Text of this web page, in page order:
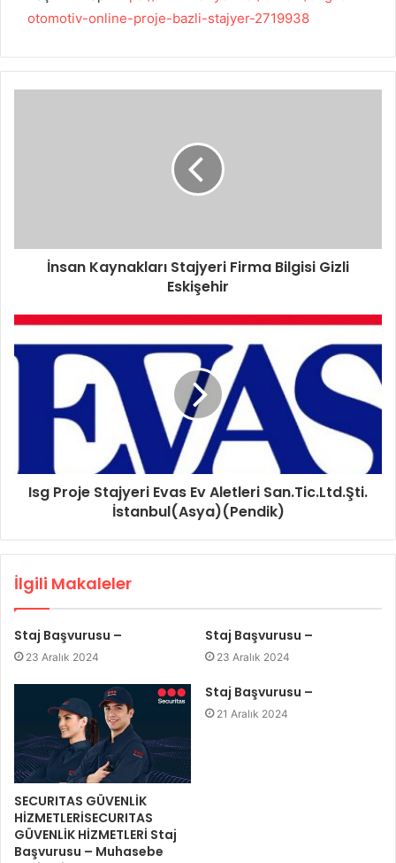
otomotiv-online-proje-bazli-stajyer-2719938
İnsan Kaynakları Stajyeri Firma Bilgisi Gizli
Eskişehir
Isg Proje Stajyeri Evas Ev Aletleri San.Tic.Ltd.Şti.
İstanbul(Asya)(Pendik)
İlgili Makaleler
Staj Başvurusu –
23 Aralık 2024
Staj Başvurusu –
23 Aralık 2024
SECURITAS GÜVENLİK
HİZMETLERİSECURITAS
GÜVENLİK HİZMETLERİ Staj
Başvurusu – Muhasebe
Staj Başvurusu –
21 Aralık 2024